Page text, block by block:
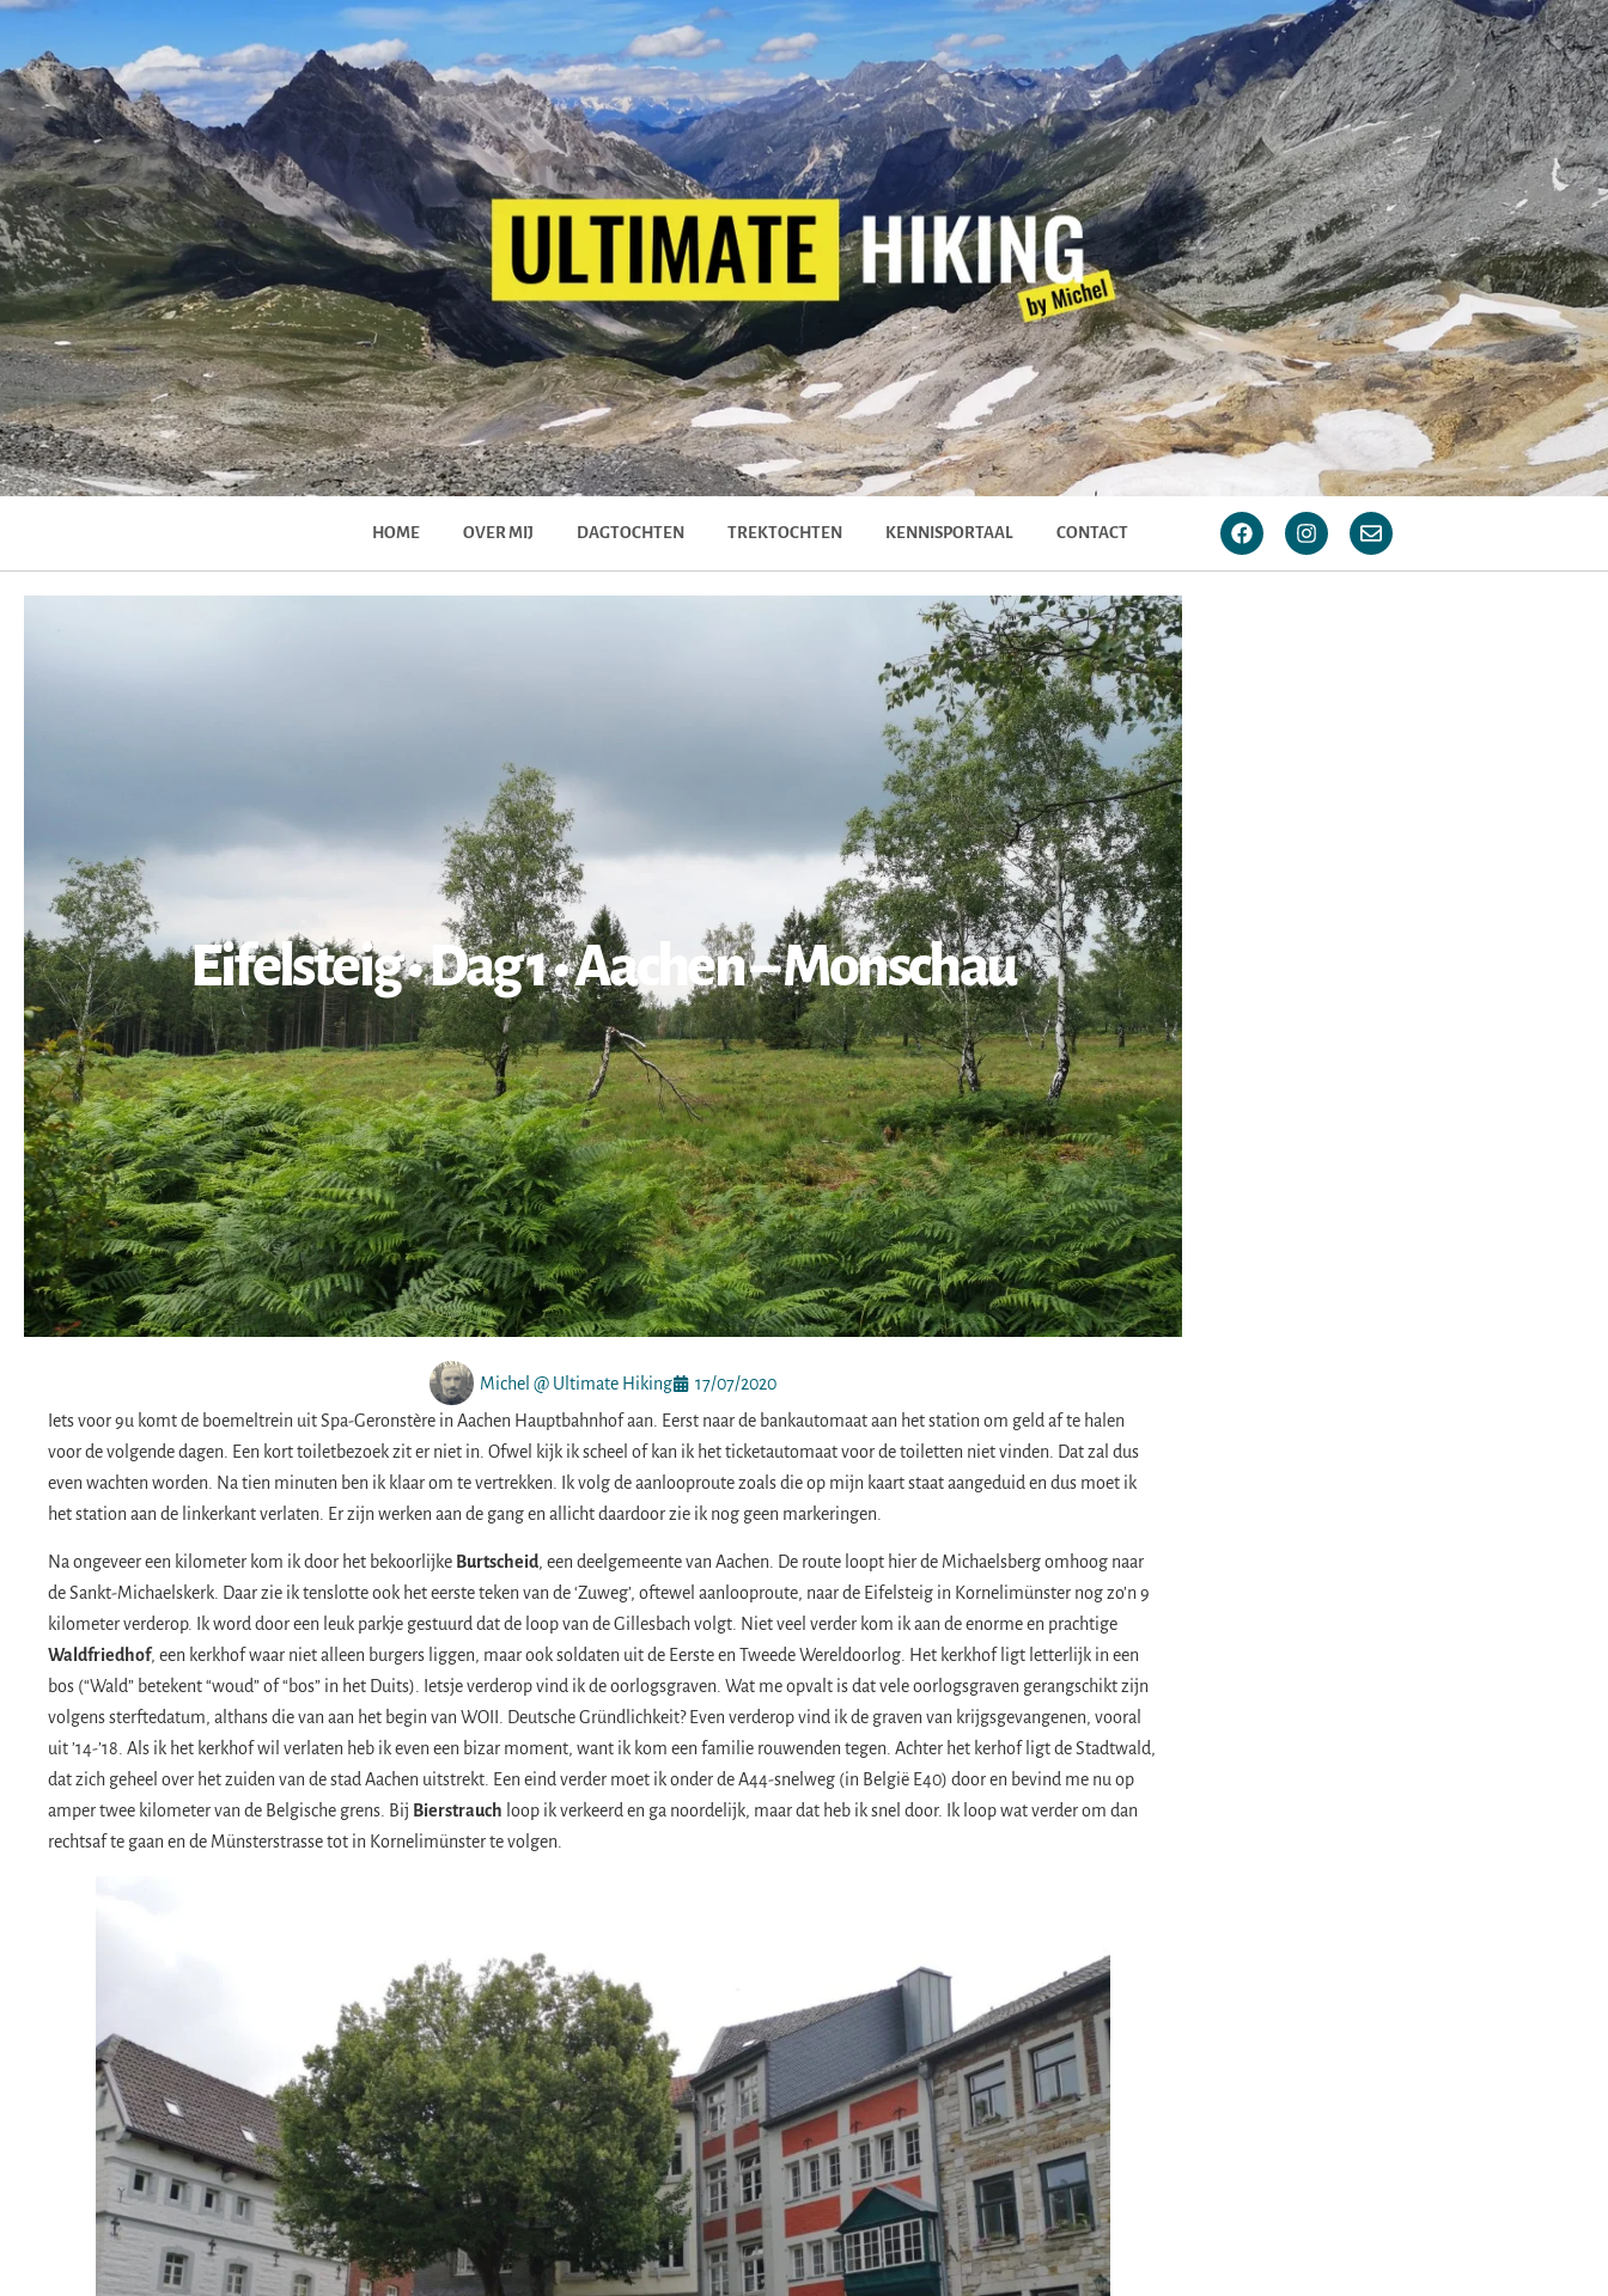
HOME OVER MIJ DAGTOCHTEN TREKTOCHTEN KENNISPORTAAL CONTACT
Eifelsteig • Dag 1 • Aachen – Monschau
Michel @ Ultimate Hiking
17/07/2020
Iets voor 9u komt de boemeltrein uit Spa-Geronstère in Aachen Hauptbahnhof aan. Eerst naar de bankautomaat aan het station om geld af te halen
voor de volgende dagen. Een kort toiletbezoek zit er niet in. Ofwel kijk ik scheel of kan ik het ticketautomaat voor de toiletten niet vinden. Dat zal dus
even wachten worden. Na tien minuten ben ik klaar om te vertrekken. Ik volg de aanlooproute zoals die op mijn kaart staat aangeduid en dus moet ik
het station aan de linkerkant verlaten. Er zijn werken aan de gang en allicht daardoor zie ik nog geen markeringen.
Na ongeveer een kilometer kom ik door het bekoorlijke Burtscheid, een deelgemeente van Aachen. De route loopt hier de Michaelsberg omhoog naar
de Sankt-Michaelskerk. Daar zie ik tenslotte ook het eerste teken van de ‘Zuweg’, oftewel aanlooproute, naar de Eifelsteig in Kornelimünster nog zo’n 9
kilometer verderop. Ik word door een leuk parkje gestuurd dat de loop van de Gillesbach volgt. Niet veel verder kom ik aan de enorme en prachtige
Waldfriedhof, een kerkhof waar niet alleen burgers liggen, maar ook soldaten uit de Eerste en Tweede Wereldoorlog. Het kerkhof ligt letterlijk in een
bos (“Wald” betekent “woud” of “bos” in het Duits). Ietsje verderop vind ik de oorlogsgraven. Wat me opvalt is dat vele oorlogsgraven gerangschikt zijn
volgens sterftedatum, althans die van aan het begin van WOII. Deutsche Gründlichkeit? Even verderop vind ik de graven van krijgsgevangenen, vooral
uit ’14-’18. Als ik het kerkhof wil verlaten heb ik even een bizar moment, want ik kom een familie rouwenden tegen. Achter het kerhof ligt de Stadtwald,
dat zich geheel over het zuiden van de stad Aachen uitstrekt. Een eind verder moet ik onder de A44-snelweg (in België E40) door en bevind me nu op
amper twee kilometer van de Belgische grens. Bij Bierstrauch loop ik verkeerd en ga noordelijk, maar dat heb ik snel door. Ik loop wat verder om dan
rechtsaf te gaan en de Münsterstrasse tot in Kornelimünster te volgen.